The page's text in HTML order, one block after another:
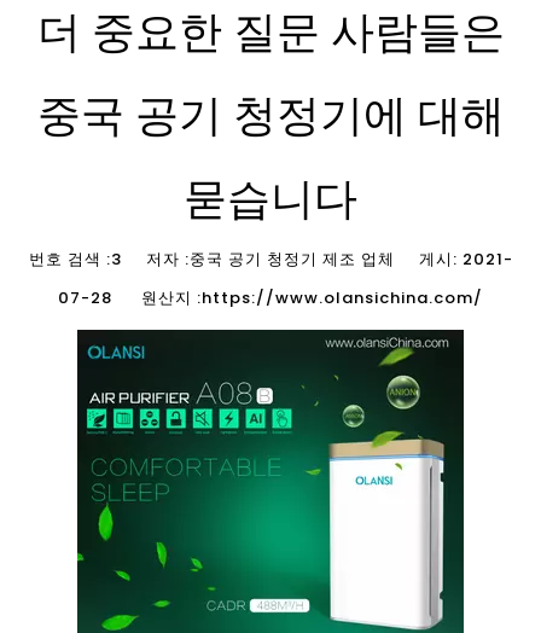
더 중요한 질문 사람들은
중국 공기 청정기에 대해
묻습니다
번호 검색 :3 저자 :중국 공기 청정기 제조 업체 게시: 2021-
07-28 원산지 :https://www.olansichina.com/